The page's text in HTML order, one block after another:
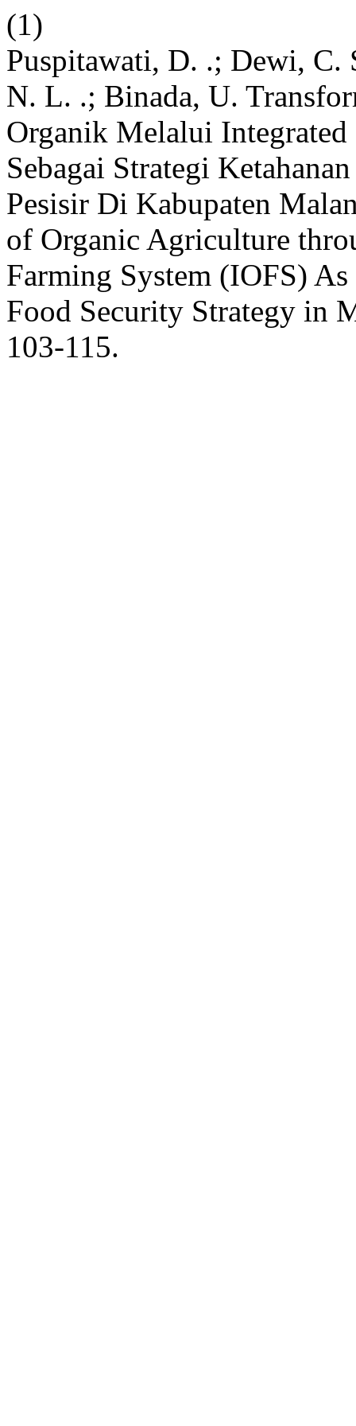
(1)
Puspitawati, D. .; Dewi, C.
N. L. .; Binada, U.
Organik Melalui
Sebagai Strategi
Pesisir Di Kabupaten
of Organic Agriculture
Farming System (IOFS)
Food Security Strategy in
103-115.